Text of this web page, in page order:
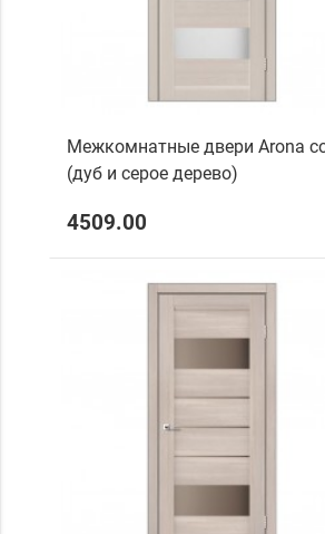
Межкомнатные двери Arona
(дуб и серое дерево)
4509.00